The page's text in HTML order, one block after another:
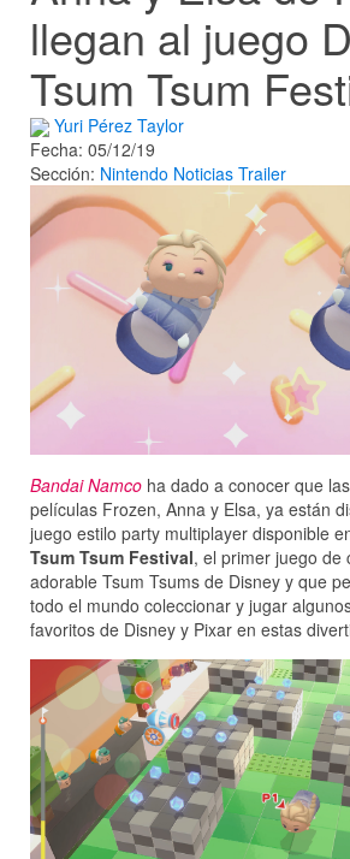
llegan al juego
Tsum Tsum
Yuri Pérez Taylor
Fecha: 05/12/19
Sección: Nintendo Noticias Trailer
Bandai Namco ha dado a conocer que
películas Frozen, Anna y Elsa, ya están
juego estilo party multiplayer disponible
Tsum Tsum Festival, el primer juego de
adorable Tsum Tsums de Disney y que
todo el mundo coleccionar y jugar
favoritos de Disney y Pixar en estas